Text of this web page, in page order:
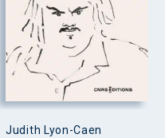
Judith Lyon-Caen